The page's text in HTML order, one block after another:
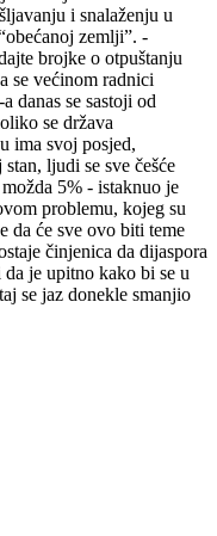
i snalaženju u
zemlji”. -
brojke o otpuštanju
se većinom radnici
danas se sastoji od
se država
ima svoj posjed,
ljudi se sve češće
5% - istaknuo je
problemu, kojeg su
da će sve ovo biti teme
činjenica da dijaspora
je upitno kako bi se u
se jaz donekle smanjio